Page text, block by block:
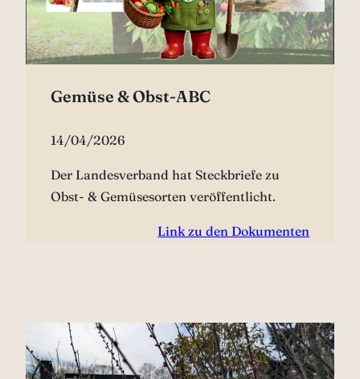
Gemüse & Obst-ABC
14/04/2026
Der Landesverband hat Steckbriefe zu
Obst- & Gemüsesorten veröffentlicht.
Link zu den Dokumenten